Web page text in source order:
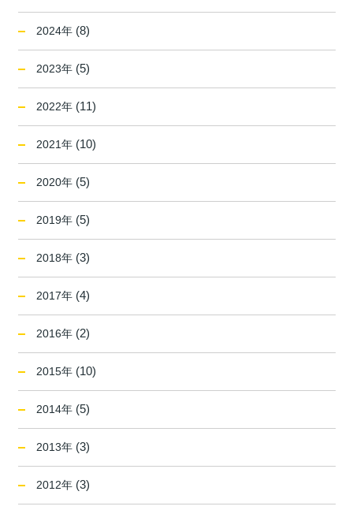
2024年 (8)
2023年 (5)
2022年 (11)
2021年 (10)
2020年 (5)
2019年 (5)
2018年 (3)
2017年 (4)
2016年 (2)
2015年 (10)
2014年 (5)
2013年 (3)
2012年 (3)